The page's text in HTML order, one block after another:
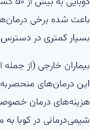
باعث شده برخی
بسیار کمتری در
بیماران خارجی (از جمله
این درمان‌های
هزینه‌های درمان
شیمی‌درمانی در کوبا به